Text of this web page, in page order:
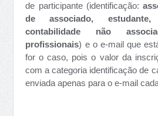
de participante (identificação:
de associado,
contabilidade não
profissionais) e o e-mail que
for o caso, pois o valor da
com a categoria identificação de
enviada apenas para o e-mail